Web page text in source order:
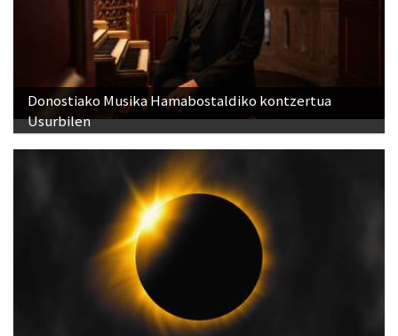
Donostiako Musika Hamabostaldiko kontzertua
Usurbilen